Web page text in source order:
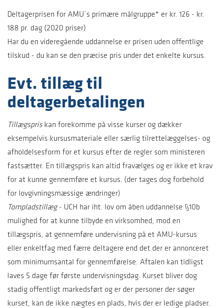
Deltagerprisen for AMU´s primære målgruppe* er kr. 126 - kr.
188 pr. dag (2020 priser)
Har du en videregående uddannelse er prisen uden offentlige
tilskud - du kan se den præcise pris under det enkelte kursus.
Evt. tillæg til
deltagerbetalingen
Tillægspriskan forekomme på visse kurser og dækker
eksempelvis kursusmateriale eller særlig tilrettelæggelses- og
afholdelsesform for et kursus efter de regler som ministeren
fastsætter. En tillægspris kan altid fravælges og er ikke et krav
for at kunne gennemføre et kursus. (der tages dog forbehold
for lovgivningsmæssige ændringer)
Tompladstillæg- UCH har iht. lov om åben uddannelse §10b
mulighed for at kunne tilbyde en virksomhed, mod en
tillægspris, at gennemføre undervisning på et AMU-kursus
eller enkeltfag med færre deltagere end det der er annonceret
som minimumsantal for gennemførelse. Aftalen kan tidligst
laves 5 dage før første undervisningsdag. Kurset bliver dog
stadig offentligt markedsført og er der personer der søger
kurset, kan de ikke nægtes en plads, hvis der er ledige pladser.